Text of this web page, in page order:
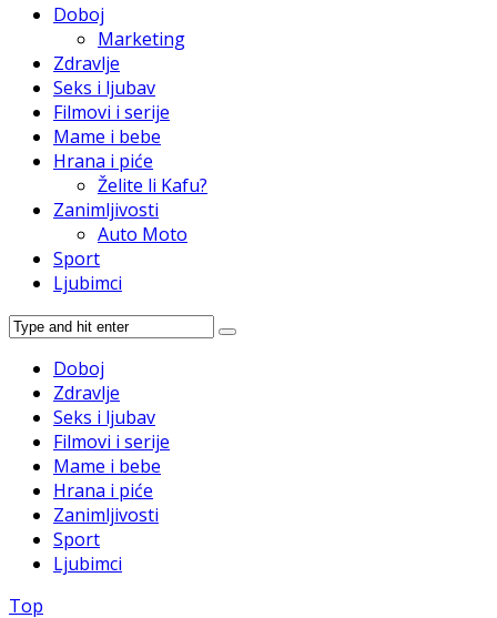
Doboj
Marketing
Zdravlje
Seks i ljubav
Filmovi i serije
Mame i bebe
Hrana i piće
Želite li Kafu?
Zanimljivosti
Auto Moto
Sport
Ljubimci
Doboj
Zdravlje
Seks i ljubav
Filmovi i serije
Mame i bebe
Hrana i piće
Zanimljivosti
Sport
Ljubimci
Top